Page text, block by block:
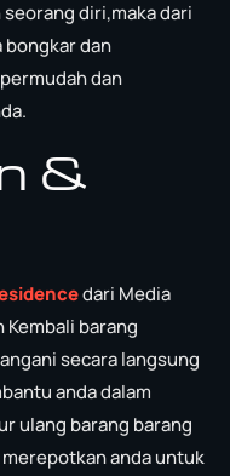
diri,maka dari
bongkar dan
dan
&
dari Media
barang
secara langsung
anda dalam
ulang barang barang
anda untuk